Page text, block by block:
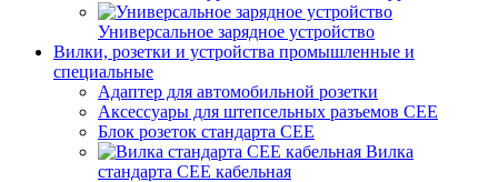
Универсальное зарядное устройство
Вилки, розетки и устройства промышленные и
специальные
Адаптер для автомобильной розетки
Аксессуары для штепсельных разъемов CEE
Блок розеток стандарта CEE
Вилка
стандарта CEE кабельная